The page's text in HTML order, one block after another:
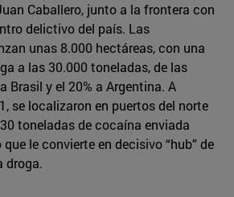
Caballero, junto a la frontera con
delictivo del país. Las
unas 8.000 hectáreas, con una
a las 30.000 toneladas, de las
Brasil y el 20% a Argentina. A
se localizaron en puertos del norte
toneladas de cocaína enviada
le convierte en decisivo “hub” de
droga.